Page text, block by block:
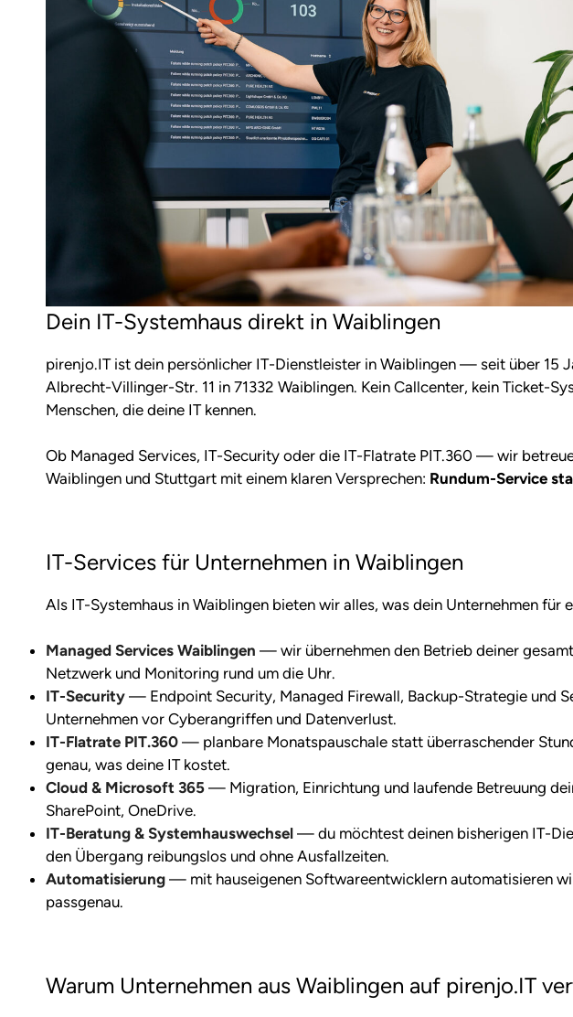
Dein IT-Systemhaus direkt in Waiblingen
pirenjo.IT ist dein persönlicher IT-Dienstleister in Waiblingen — seit über 15
Albrecht-Villinger-Str. 11 in 71332 Waiblingen. Kein Callcenter, kein Ticket-
Menschen, die deine IT kennen.
Ob Managed Services, IT-Security oder die IT-Flatrate PIT.360 — wir
Waiblingen und Stuttgart mit einem klaren Versprechen: Rundum-Service
IT-Services für Unternehmen in Waiblingen
Als IT-Systemhaus in Waiblingen bieten wir alles, was dein Unternehmen für
Managed Services Waiblingen — wir übernehmen den Betrieb deiner
Netzwerk und Monitoring rund um die Uhr.
IT-Security — Endpoint Security, Managed Firewall, Backup-Strategie und
Unternehmen vor Cyberangriffen und Datenverlust.
IT-Flatrate PIT.360 — planbare Monatspauschale statt überraschender
genau, was deine IT kostet.
Cloud & Microsoft 365 — Migration, Einrichtung und laufende Betreuung
SharePoint, OneDrive.
IT-Beratung & Systemhauswechsel — du möchtest deinen bisherigen IT-
den Übergang reibungslos und ohne Ausfallzeiten.
Automatisierung — mit hauseigenen Softwareentwicklern automatisieren
passgenau.
Warum Unternehmen aus Waiblingen auf pirenjo.IT